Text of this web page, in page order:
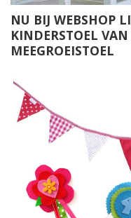
NU BIJ WEBSHOP
KINDERSTOEL
MEEGROEISTOEL